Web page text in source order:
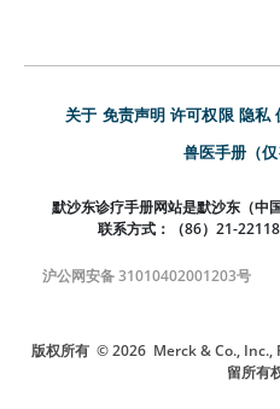
关于 免责声明 许可权限 隐私
兽医手册（仅
默沙东诊疗手册网站是默沙东（中
联系方式：（86）21-
沪公网安备 31010402001203号
版权所有 © 2026 Merck & Co., Inc.,
留所有